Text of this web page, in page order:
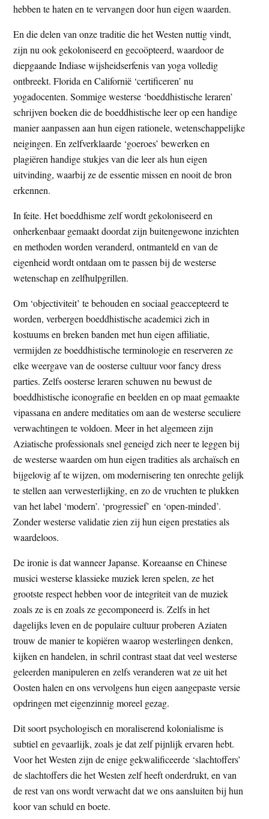
hebben te haten en te vervangen door hun eigen waarden.
En die delen van onze traditie die het Westen nuttig vindt,
zijn nu ook gekoloniseerd en gecoöpteerd, waardoor de
diepgaande Indiase wijsheidserfenis van yoga volledig
ontbreekt. Florida en Californië ‘certificeren’ nu
yogadocenten. Sommige westerse ‘boeddhistische leraren’
schrijven boeken die de boeddhistische leer op een handige
manier aanpassen aan hun eigen rationele, wetenschappelijke
neigingen. En zelfverklaarde ‘goeroes’ bewerken en
plagiëren handige stukjes van die leer als hun eigen
uitvinding, waarbij ze de essentie missen en nooit de bron
erkennen.
In feite. Het boeddhisme zelf wordt gekoloniseerd en
onherkenbaar gemaakt doordat zijn buitengewone inzichten
en methoden worden veranderd, ontmanteld en van de
eigenheid wordt ontdaan om te passen bij de westerse
wetenschap en zelfhulpgrillen.
Om ‘objectiviteit’ te behouden en sociaal geaccepteerd te
worden, verbergen boeddhistische academici zich in
kostuums en breken banden met hun eigen affiliatie,
vermijden ze boeddhistische terminologie en reserveren ze
elke weergave van de oosterse cultuur voor fancy dress
parties. Zelfs oosterse leraren schuwen nu bewust de
boeddhistische iconografie en beelden en op maat gemaakte
vipassana en andere meditaties om aan de westerse seculiere
verwachtingen te voldoen. Meer in het algemeen zijn
Aziatische professionals snel geneigd zich neer te leggen bij
de westerse waarden om hun eigen tradities als archaïsch en
bijgelovig af te wijzen, om modernisering ten onrechte gelijk
te stellen aan verwesterlijking, en zo de vruchten te plukken
van het label ‘modern’. ‘progressief’ en ‘open-minded’.
Zonder westerse validatie zien zij hun eigen prestaties als
waardeloos.
De ironie is dat wanneer Japanse. Koreaanse en Chinese
musici westerse klassieke muziek leren spelen, ze het
grootste respect hebben voor de integriteit van de muziek
zoals ze is en zoals ze gecomponeerd is. Zelfs in het
dagelijks leven en de populaire cultuur proberen Aziaten
trouw de manier te kopiëren waarop westerlingen denken,
kijken en handelen, in schril contrast staat dat veel westerse
geleerden manipuleren en zelfs veranderen wat ze uit het
Oosten halen en ons vervolgens hun eigen aangepaste versie
opdringen met eigenzinnig moreel gezag.
Dit soort psychologisch en moraliserend kolonialisme is
subtiel en gevaarlijk, zoals je dat zelf pijnlijk ervaren hebt.
Voor het Westen zijn de enige gekwalificeerde ‘slachtoffers’
de slachtoffers die het Westen zelf heeft onderdrukt, en van
de rest van ons wordt verwacht dat we ons aansluiten bij hun
koor van schuld en boete.